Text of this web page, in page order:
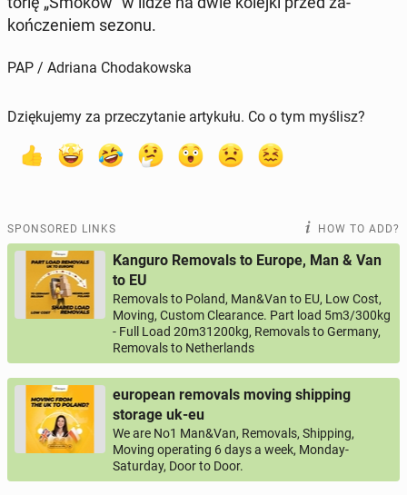
kończe­niem sezonu.
PAP / Adriana Chodakowska
Dziękujemy za przeczytanie artykułu. Co o tym myślisz?
SPONSORED LINKS HOW TO ADD?
Kanguro Removals to Europe, Man & Van
to EU
Removals to Poland, Man&Van to EU, Low Cost,
Moving, Custom Clearance. Part load 5m3/300kg
- Full Load 20m31200kg, Removals to Germany,
Removals to Netherlands
european removals moving shipping
storage uk-eu
We are No1 Man&Van, Removals, Shipping,
Moving operating 6 days a week, Monday-
Saturday, Door to Door.